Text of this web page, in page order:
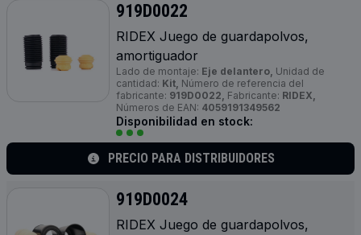
919D0022
RIDEX Juego de guardapolvos,
amortiguador
Lado de montaje: Eje delantero, Unidad de
cantidad: Kit, Número de referencia del
fabricante: 919D0022, Fabricante: RIDEX,
Números de EAN: 4059191349562
Disponibilidad en stock:
PRECIO PARA DISTRIBUIDORES
919D0024
RIDEX Juego de guardapolvos,